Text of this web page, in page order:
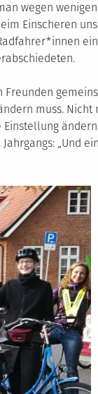
wegen
Einscheren
muss. Nicht
„Und